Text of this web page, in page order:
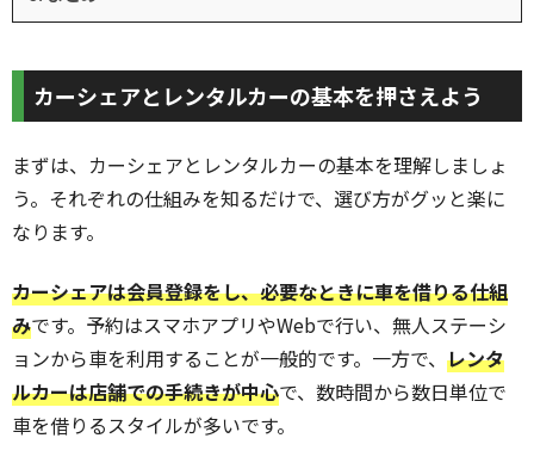
カーシェアとレンタルカーの基本を押さえよう
まずは、カーシェアとレンタルカーの基本を理解しましょ
う。それぞれの仕組みを知るだけで、選び方がグッと楽に
なります。
カーシェアは会員登録をし、必要なときに車を借りる仕組
みです。予約はスマホアプリやWebで行い、無人ステーシ
ョンから車を利用することが一般的です。一方で、 レンタ
ルカーは店舗での手続きが中心で、数時間から数日単位で
車を借りるスタイルが多いです。